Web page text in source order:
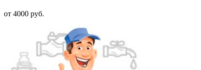
от 4000 руб.